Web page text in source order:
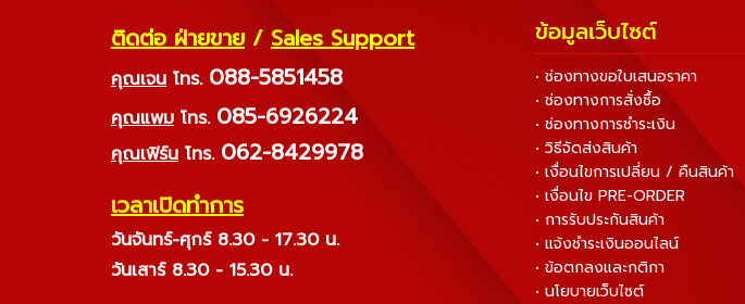
ติดต่อ ฝ่ายขาย / Sales Support
คุณเจน โทร. 088-5851458
คุณแพม โทร. 085-6926224
คุณเฟิร์น โทร. 062-8429978
เวลาเปิดทำการ
วันจันทร์-ศุกร์ 8.30 - 17.30 น.
วันเสาร์ 8.30 - 15.30 น.
ข้อมูลเว็บไซต์
• ช่องทางขอใบเสนอราคา
• ช่องทางการสั่งซื้อ
• ช่องทางการชำระเงิน
• วิธีจัดส่งสินค้า
• เงื่อนไขการเปลี่ยน / คืนสินค้า
• เงื่อนไข PRE-ORDER
• การรับประกันสินค้า
• แจ้งชำระเงินออนไลน์
• ข้อตกลงและกติกา
• นโยบายเว็บไซต์